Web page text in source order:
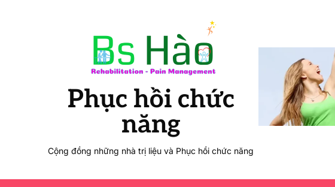
Phục hồi chức
năng
Cộng đồng những nhà trị liệu và Phục hồi chức năng